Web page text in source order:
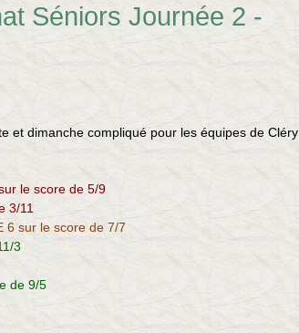
Séniors Journée 2 -
et dimanche compliqué pour les équipes de Cléry
le score de 5/9
3/11
6 sur le score de 7/7
3
de 9/5